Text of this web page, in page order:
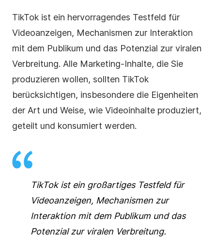
TikTok ist ein hervorragendes Testfeld für
Videoanzeigen, Mechanismen zur Interaktion
mit dem Publikum und das Potenzial zur viralen
Verbreitung. Alle Marketing-Inhalte, die Sie
produzieren wollen, sollten TikTok
berücksichtigen, insbesondere die Eigenheiten
der Art und Weise, wie Videoinhalte produziert,
geteilt und konsumiert werden.
TikTok ist ein großartiges Testfeld für
Videoanzeigen, Mechanismen zur
Interaktion mit dem Publikum und das
Potenzial zur viralen Verbreitung.